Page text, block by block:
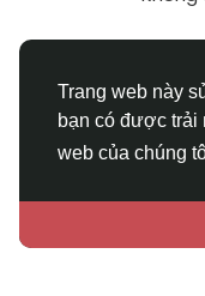
Trang web này
bạn có được trải
web của chúng
Liên hệ chúng tôi•Bao